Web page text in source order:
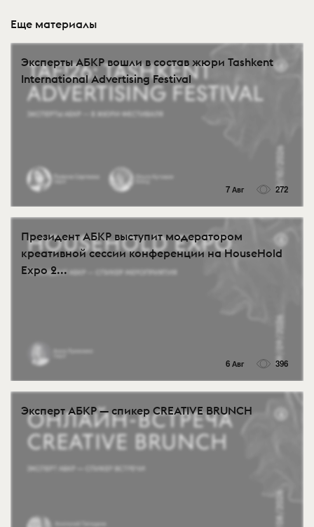
Еще материалы
Эксперты АБКР вошли в состав жюри Tashkent
International Advertising Festival
7 Авг 272
Президент АБКР выступит модератором
креативной сессии конференции на HouseHold
Expo 2...
6 Авг 396
Эксперт АБКР — спикер CREATIVE BRUNCH